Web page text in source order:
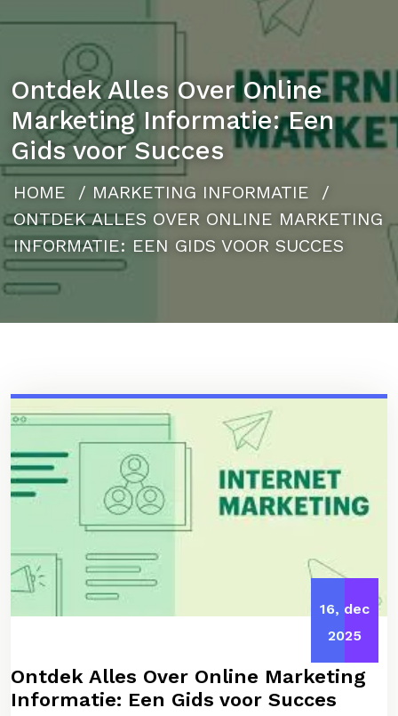
Ontdek Alles Over Online
Marketing Informatie: Een
Gids voor Succes
HOME / MARKETING INFORMATIE /
ONTDEK ALLES OVER ONLINE MARKETING
INFORMATIE: EEN GIDS VOOR SUCCES
16, dec
2025
Ontdek Alles Over Online Marketing
Informatie: Een Gids voor Succes